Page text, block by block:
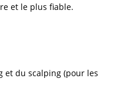
et le plus fiable.
et du scalping (pour les